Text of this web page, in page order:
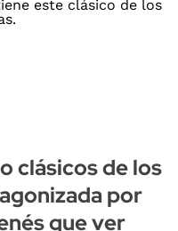
clásicos de los
por
que ver